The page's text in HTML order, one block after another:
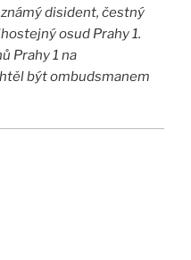
disident, čestný
osud Prahy 1.
Prahy 1 na
být ombudsmanem